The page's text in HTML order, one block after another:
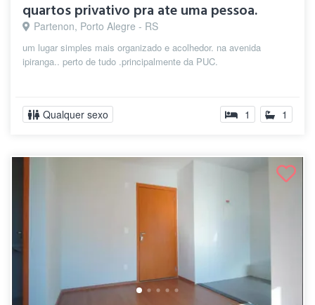
quartos privativo pra ate uma pessoa.
Partenon, Porto Alegre - RS
um lugar simples mais organizado e acolhedor. na avenida
ipiranga.. perto de tudo .principalmente da PUC.
Qualquer sexo 1 1